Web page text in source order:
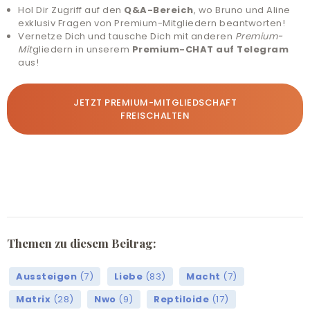
Hol Dir Zugriff auf den Q&A-Bereich, wo Bruno und Aline
exklusiv Fragen von Premium-Mitgliedern beantworten!
Vernetze Dich und tausche Dich mit anderen Premium-
Mitgliedern in unserem Premium-CHAT auf Telegram
aus!
JETZT PREMIUM-MITGLIEDSCHAFT
FREISCHALTEN
Themen zu diesem Beitrag:
Aussteigen (7) Liebe (83) Macht (7)
Matrix (28) Nwo (9) Reptiloide (17)